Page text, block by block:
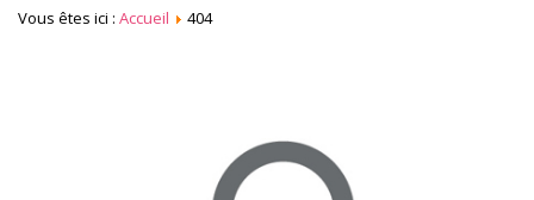
Vous êtes ici :Accueil 404